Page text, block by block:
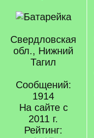
Свердловская
обл., Нижний
Тагил
Сообщений:
1914
На сайте с
2011 г.
Рейтинг: